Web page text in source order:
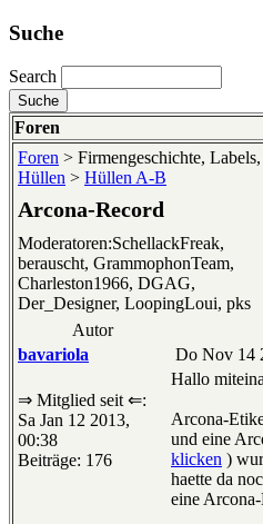
Suche
Search
Foren
Foren > Firmengeschichte,
Hüllen > Hüllen A-B
Arcona-Record
Moderatoren:SchellackFreak,
berauscht, GrammophonTeam,
Charleston1966, DGAG,
Der_Designer, LoopingLoui, pks
Autor
bavariola
Do Nov 14
⇒ Mitglied seit ⇐:
Sa Jan 12 2013,
00:38
Beiträge: 176
Hallo
Arcona-
und eine
klicken )
haette da
eine